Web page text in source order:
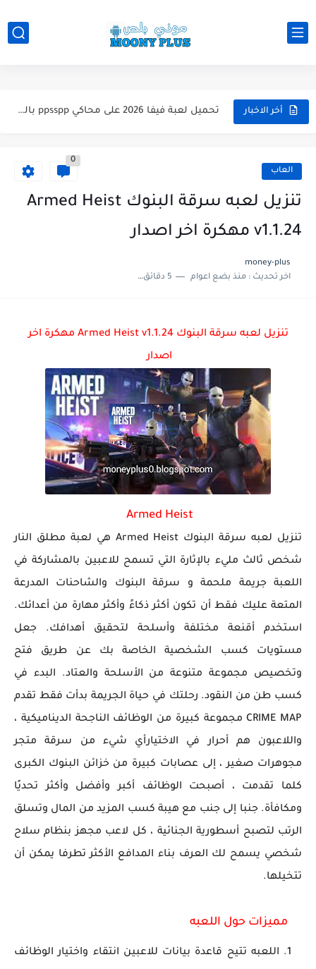
أخر الاخبار تحميل لعبة فيفا 2026 على محاكي ppsspp بالتعليق العربي للاندرويد...
تحميل لعبة بيس 12 مود بيس 2025 للاندرويد آخر الانتقالات... العاب
0
تنزيل لعبه سرقة البنوك Armed Heist
v1.1.24 مهكرة اخر اصدار
money-plus
اخر تحديث :منذ بضع اعوام 5 دقائق للقراءة
تنزيل لعبه سرقة البنوك Armed Heist v1.1.24 مهكرة اخر
اصدار
Armed Heist
تنزيل لعبه سرقة البنوك Armed Heist هي لعبة مطلق النار
شخص ثالث مليء بالإثارة التي تسمح للاعبين بالمشاركة في
اللعبة جريمة ملحمة و سرقة البنوك والشاحنات المدرعة
المتعة عليك فقط أن تكون أكثر ذكاءً وأكثر مهارة من أعدائك.
استخدم أقنعة مختلفة وأسلحة لتحقيق أهدافك. جعل
مستويات كسب الشخصية الخاصة بك عن طريق فتح
وتخصيص مجموعة متنوعة من الأسلحة والعتاد. البدء في
كسب طن من النقود. رحلتك في حياة الجريمة بدأت فقط تقدم
CRIME MAP مجموعة كبيرة من الوظائف الناجحة الديناميكية ،
واللاعبون هم أحرار في الاختيارأي شيء من سرقة متجر
مجوهرات صغير ، إلى عصابات كبيرة من خزائن البنوك الكبرى
كلما تقدمت ، أصبحت الوظائف أكبر وأفضل وأكثر تحديًا
ومكافأة. جنبا إلى جنب مع هيبة كسب المزيد من المال وتسلق
الرتب لتصبح أسطورية الجنائية ، كل لاعب مجهز بنظام سلاح
شخصي يسمح لك العرف بناء المدافع الأكثر تطرفا يمكن أن
تتخيلها.
مميزات حول اللعبه
اللعبه تتيح قاعدة بيانات للاعبين انتقاء واختيار الوظائف